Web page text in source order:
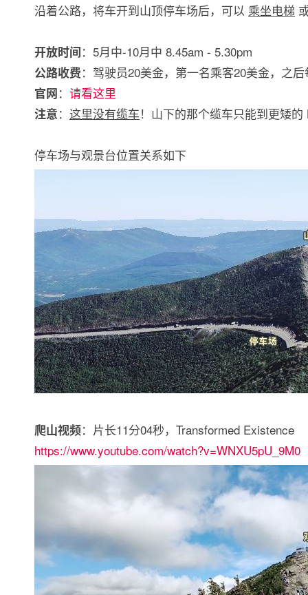
沿着公路，将车开到山顶停车场后，可以 乘坐电梯
开放时间：5月中-10月中 8.45am - 5.30pm
公路收费：驾驶员20美金，第一名乘客20美金，之
官网： 请看这里
注意： 这里没有缆车！山下的那个缆车只能到更矮
停车场与观景台位置关系如下
爬山视频：片长11分04秒，Transformed Existence
https://www.youtube.com/watch?v=WNXU5pU_9M0